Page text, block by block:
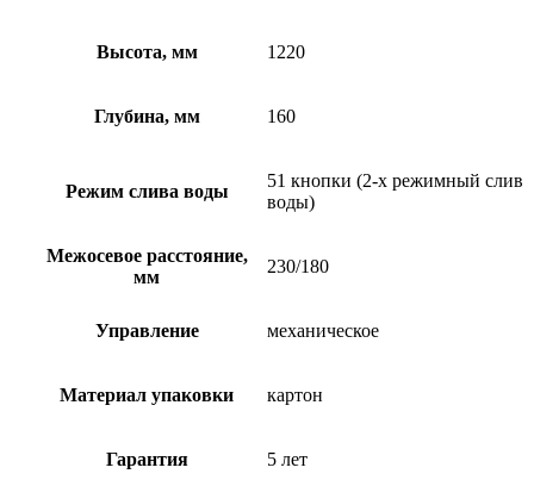
Высота, мм 1220
Глубина, мм 160
Режим слива воды
51 кнопки (2-х режимный слив
воды)
Межосевое расстояние,
мм
230/180
Управление механическое
Материал упаковки картон
Гарантия 5 лет